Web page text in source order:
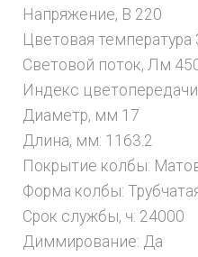
Напряжение, В 220
Цветовая температура
Световой поток, Лм
Индекс
Диаметр, мм 17
Длина, мм: 1163.2
Покрытие колбы:
Форма колбы:
Срок службы, ч: 24000
Диммирование: Да